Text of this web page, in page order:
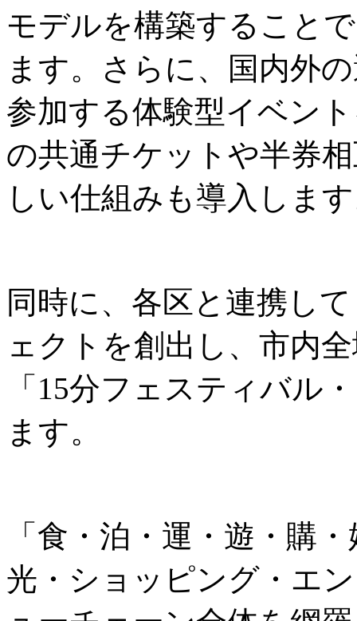
モデルを構築すること
ます。さらに、国内外
参加する体験型イベン
の共通チケットや半券
しい仕組みも導入しま
同時に、各区と連携し
ェクトを創出し、市内
「15分フェスティバル
ます。
「食・泊・運・遊・購
光・ショッピング・エ